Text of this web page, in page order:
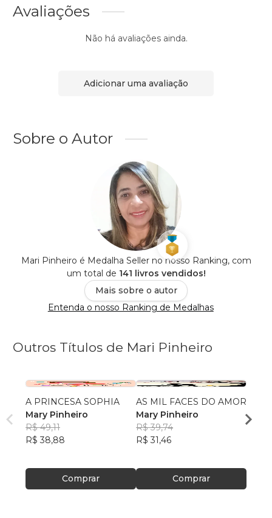
Avaliações
Não há avaliações ainda.
Adicionar uma avaliação
Sobre o Autor
Mari Pinheiro é Medalha Seller no nosso Ranking, com
um total de 141 livros vendidos!
Mais sobre o autor
Entenda o nosso Ranking de Medalhas
Outros Títulos de Mari Pinheiro
A PRINCESA SOPHIA
Mary Pinheiro
R$ 49,11
R$ 38,88
Comprar
AS MIL FACES DO AMOR
Mary Pinheiro
R$ 39,74
R$ 31,46
Comprar
Mary
R$